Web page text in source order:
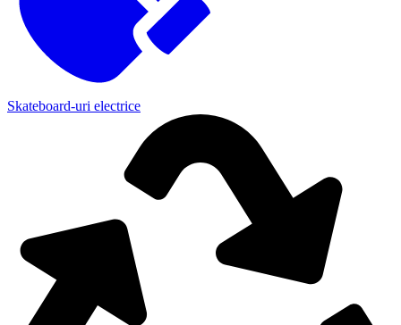
Skateboard-uri electrice